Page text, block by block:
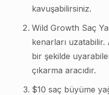
kavuşabilirsiniz.
Wild Growth Saç
kenarları
bir şekilde
çıkarma aracıdır.
$10 saç büyüme